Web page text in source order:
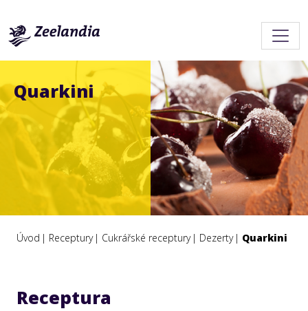
Quarkini
Úvod Receptury Cukrářské receptury Dezerty Quarkini
Receptura